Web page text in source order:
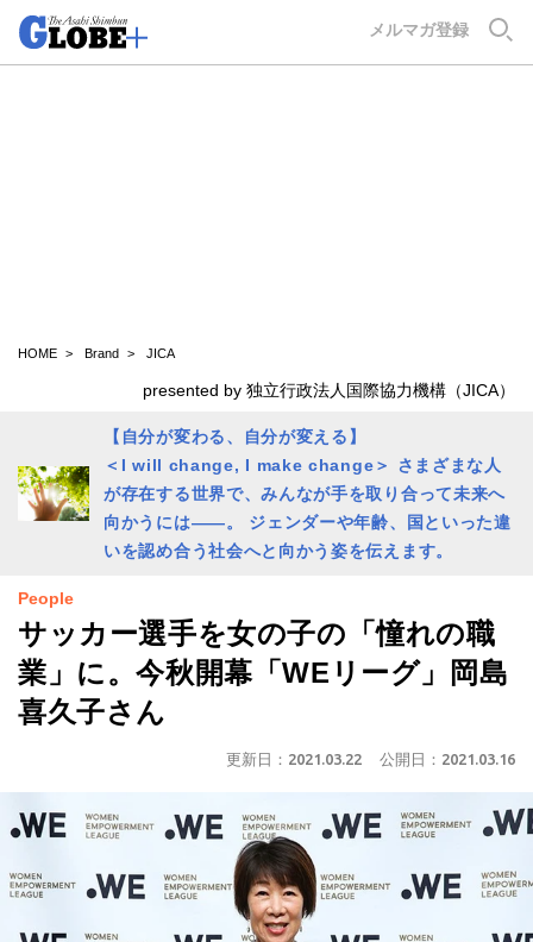
メルマガ登録
HOME Brand JICA
presented by 独立行政法人国際協力機構（JICA）
【自分が変わる、自分が変える】
＜I will change, I make change＞ さまざまな人
が存在する世界で、みんなが手を取り合って未来へ
向かうには――。 ジェンダーや年齢、国といった違
いを認め合う社会へと向かう姿を伝えます。
People
サッカー選手を女の子の「憧れの職
業」に。今秋開幕「WEリーグ」岡島
喜久子さん
更新日： 2021.03.22 公開日： 2021.03.16